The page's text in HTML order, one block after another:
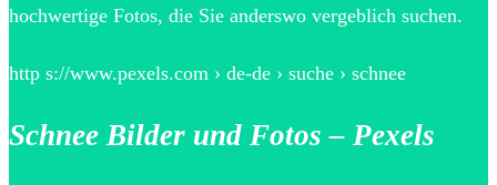
hochwertige Fotos, die Sie anderswo vergeblich suchen.
http s://www.pexels.com › de-de › suche › schnee
Schnee Bilder und Fotos – Pexels